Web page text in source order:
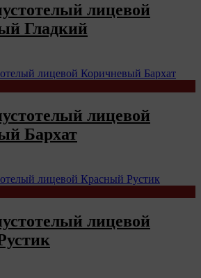
лицевой
Гладкий
лицевой
Бархат
лицевой